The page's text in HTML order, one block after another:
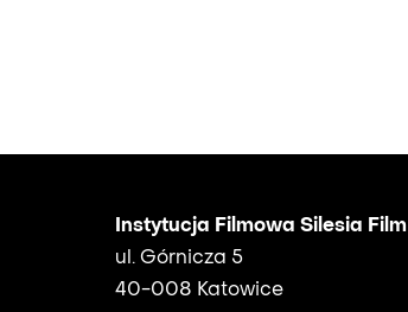
Instytucja Filmowa Silesia Film
ul. Górnicza 5
40-008 Katowice